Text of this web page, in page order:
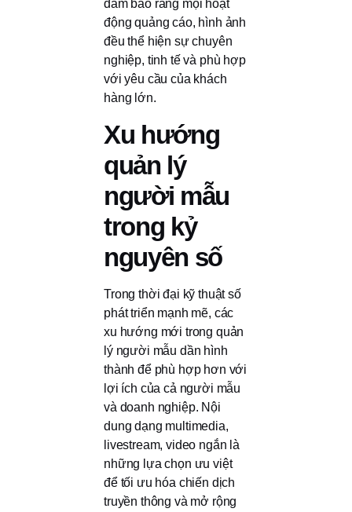
đảm bảo rằng mọi hoạt
động quảng cáo, hình ảnh
đều thể hiện sự chuyên
nghiệp, tinh tế và phù hợp
với yêu cầu của khách
hàng lớn.
Xu hướng
quản lý
người mẫu
trong kỷ
nguyên số
Trong thời đại kỹ thuật số
phát triển mạnh mẽ, các
xu hướng mới trong quản
lý người mẫu dần hình
thành để phù hợp hơn với
lợi ích của cả người mẫu
và doanh nghiệp. Nội
dung dạng multimedia,
livestream, video ngắn là
những lựa chọn ưu việt
để tối ưu hóa chiến dịch
truyền thông và mở rộng